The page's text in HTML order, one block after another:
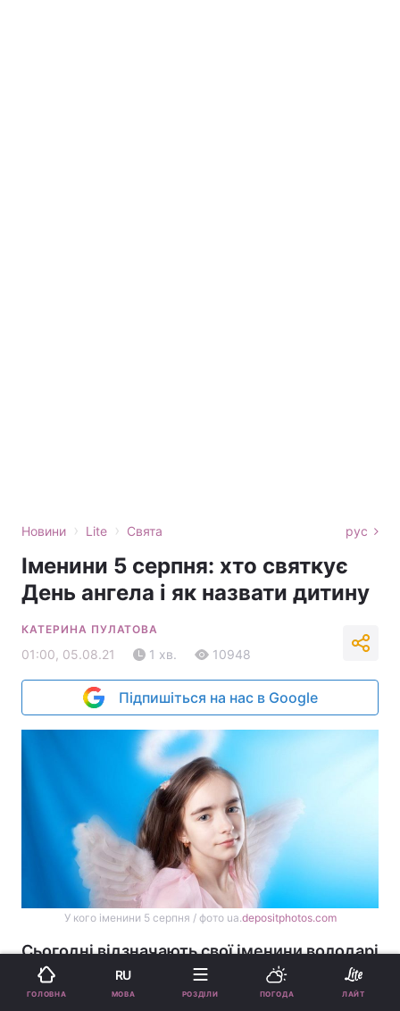
Новини › Lite › Свята рус
Іменини 5 серпня: хто святкує
День ангела і як назвати дитину
КАТЕРИНА ПУЛАТОВА
01:00, 05.08.21 1 хв. 10948
Підпишіться на нас в Google
У кого іменини 5 серпня / фото ua.depositphotos.com
Сьогодні відзначають свої іменини володарі
5 чоловічих і 1 жіночого імені.
ГОЛОВНА
RU
МОВА РОЗДІЛИ ПОГОДА ЛАЙТ